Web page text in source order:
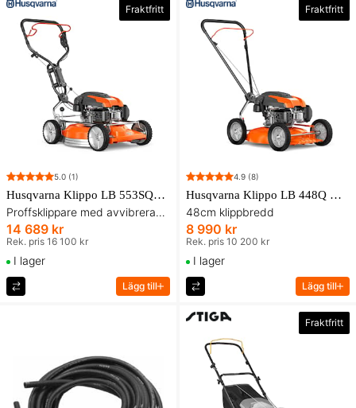
Fraktfritt
5.0 (1)
Husqvarna Klippo LB 553SQe Gräsklippare
Proffsklippare med avvibrerande handtag
14 689 kr
Rek. pris 16 100 kr
I lager
Lägg till
Fraktfritt
4.9 (8)
Husqvarna Klippo LB 448Q Gräsklippare
48cm klippbredd
8 990 kr
Rek. pris 10 200 kr
I lager
Lägg till
Fraktfritt